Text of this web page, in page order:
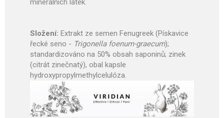
minerálních látek.
Složení: Extrakt ze semen Fenugreek (Pískavice
řecké seno - Trigonella foenum-graecum);
standardizováno na 50% obsah saponinů; zinek
(citrát zinečnatý), obal kapsle
hydroxypropylmethylcelulóza.